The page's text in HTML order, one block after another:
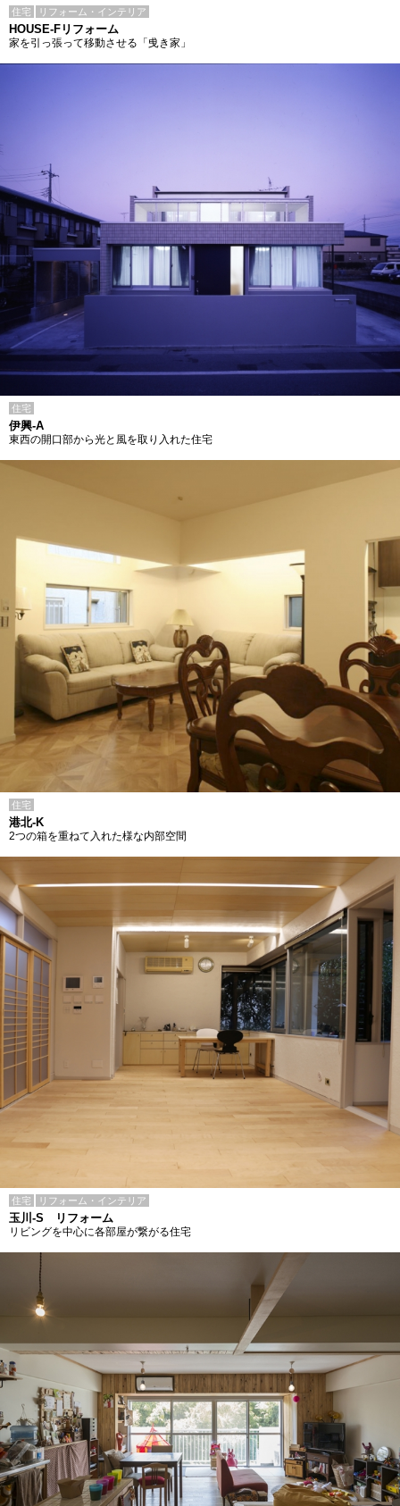
住宅 リフォーム・インテリア
HOUSE-Fリフォーム
家を引っ張って移動させる「曵き家」
住宅
伊興-A
東西の開口部から光と風を取り入れた住宅
住宅
港北-K
2つの箱を重ねて入れた様な内部空間
住宅 リフォーム・インテリア
玉川-S リフォーム
リビングを中心に各部屋が繋がる住宅